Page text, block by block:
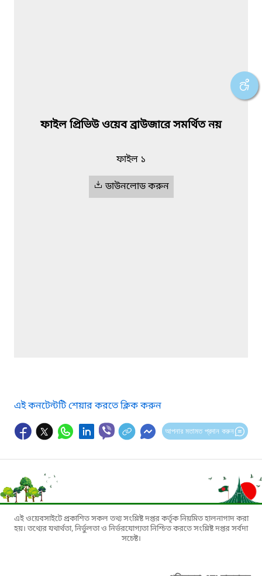
ফাইল প্রিভিউ ওয়েব ব্রাউজারে সমর্থিত নয়
ফাইল ১
ডাউনলোড করুন
এই কনটেন্টটি শেয়ার করতে ক্লিক করুন
আপনার মতামত প্রদান করুন
এই ওয়েবসাইটে প্রকাশিত সকল তথ্য সংশ্লিষ্ট দপ্তর কর্তৃক নিয়মিত হালনাগাদ করা
হয়। তথ্যের যথার্থতা, নির্ভুলতা ও নির্ভরযোগ্যতা নিশ্চিত করতে সংশ্লিষ্ট দপ্তর সর্বদা
সচেষ্ট।